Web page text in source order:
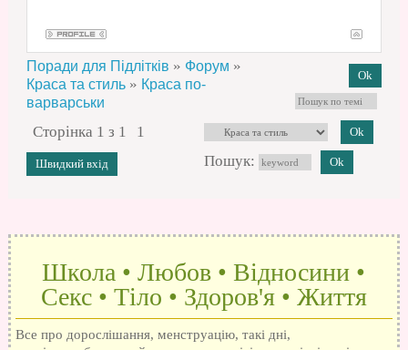
Поради для Підлітків » Форум »
Краса та стиль » Краса по-
варварськи
Сторінка 1 з 1
1
Пошук:
Школа • Любов • Відносини •
Секс • Тіло • Здоров'я • Життя
Все про дорослішання, менструацію, такі дні,